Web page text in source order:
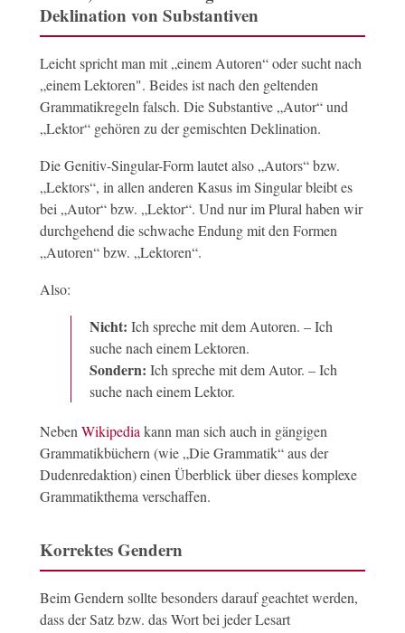
Deklination von Substantiven
Leicht spricht man mit „einem Autoren“ oder sucht nach
„einem Lektoren". Beides ist nach den geltenden
Grammatikregeln falsch. Die Substantive „Autor“ und
„Lektor“ gehören zu der gemischten Deklination.
Die Genitiv-Singular-Form lautet also „Autors“ bzw.
„Lektors“, in allen anderen Kasus im Singular bleibt es
bei „Autor“ bzw. „Lektor“. Und nur im Plural haben wir
durchgehend die schwache Endung mit den Formen
„Autoren“ bzw. „Lektoren“.
Also:
Nicht: Ich spreche mit dem Autoren. – Ich
suche nach einem Lektoren.
Sondern: Ich spreche mit dem Autor. – Ich
suche nach einem Lektor.
NebenWikipediakann man sich auch in gängigen
Grammatikbüchern (wie „Die Grammatik“ aus der
Dudenredaktion) einen Überblick über dieses komplexe
Grammatikthema verschaffen.
Korrektes Gendern
Beim Gendern sollte besonders darauf geachtet werden,
dass der Satz bzw. das Wort bei jeder Lesart